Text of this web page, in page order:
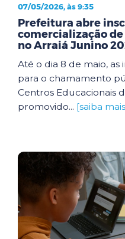
07/05/2026, às 9:35
Prefeitura abre
comercialização
no Arraiá Junino
Até o dia 8 de maio, as
para o chamamento
Centros Educacionais
promovido... [saiba